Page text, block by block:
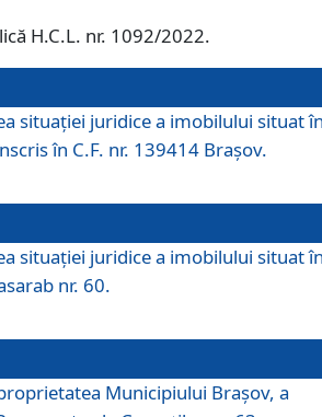
H.C.L. nr. 1092/2022.
situației juridice a imobilului situat
în C.F. nr. 139414 Brașov.
situației juridice a imobilului situat
nr. 60.
Municipiului Brașov, a